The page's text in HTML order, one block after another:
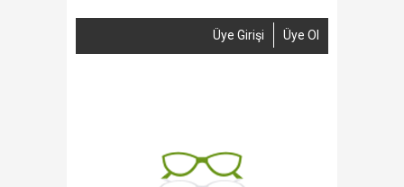
Üye Girişi Üye Ol